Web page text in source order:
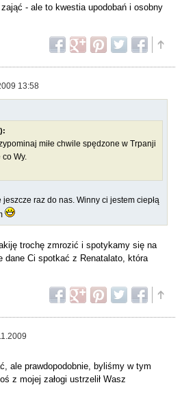
- ale to kwestia upodobań i osobny
13:58
miłe chwile spędzone w Trpanji
co Wy.
raz do nas. Winny ci jestem ciepłą
trochę zmrozić i spotykamy się na
dane Ci spotkać z Renatalato, która
ale prawdopodobnie, byliśmy w tym
z mojej załogi ustrzelił Wasz